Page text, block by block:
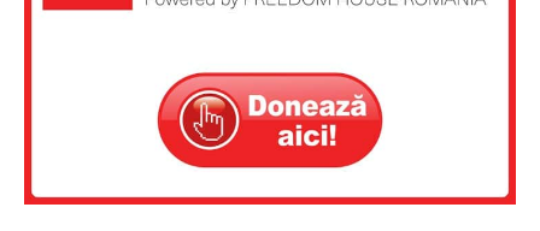
FREEDOM HOUSE ROMÂNIA